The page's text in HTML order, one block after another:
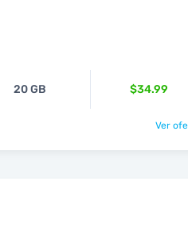
20 GB $34.99
Ver